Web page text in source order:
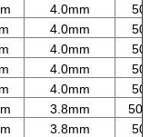
4.0mm
4.0mm
4.0mm
4.0mm
4.0mm
3.8mm
3.8mm